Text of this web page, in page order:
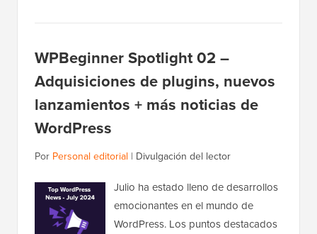
WPBeginner Spotlight 02 –
Adquisiciones de plugins, nuevos
lanzamientos + más noticias de
WordPress
Por Personal editorial | Divulgación del lector
Julio ha estado lleno de desarrollos
emocionantes en el mundo de
WordPress. Los puntos destacados